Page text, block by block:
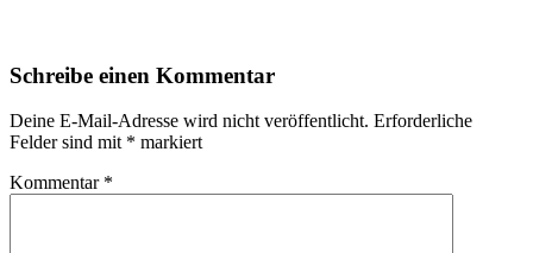
Schreibe einen Kommentar
Deine E-Mail-Adresse wird nicht veröffentlicht. Erforderliche
Felder sind mit * markiert
Kommentar *